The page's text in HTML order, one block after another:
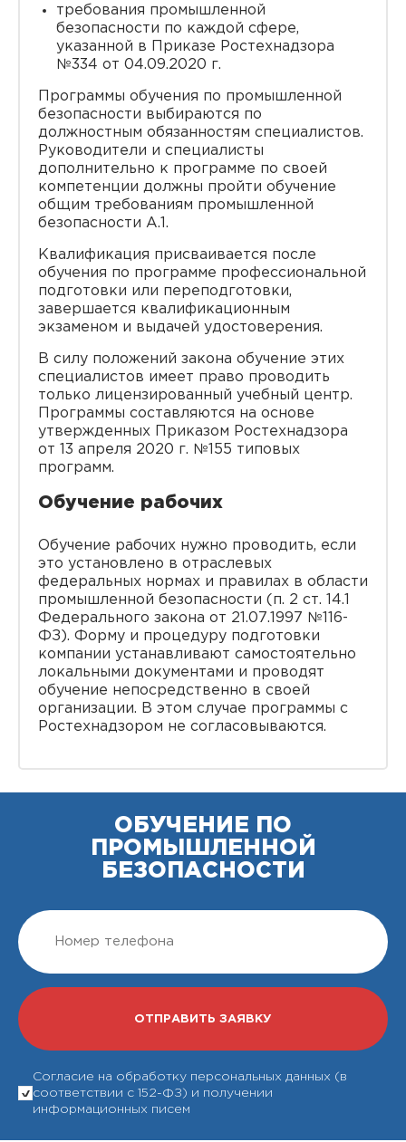
требования промышленной
безопасности по каждой сфере,
указанной в Приказе Ростехнадзора
№334 от 04.09.2020 г.
Программы обучения по промышленной
безопасности выбираются по
должностным обязанностям специалистов.
Руководители и специалисты
дополнительно к программе по своей
компетенции должны пройти обучение
общим требованиям промышленной
безопасности А.1.
Квалификация присваивается после
обучения по программе профессиональной
подготовки или переподготовки,
завершается квалификационным
экзаменом и выдачей удостоверения.
В силу положений закона обучение этих
специалистов имеет право проводить
только лицензированный учебный центр.
Программы составляются на основе
утвержденных Приказом Ростехнадзора
от 13 апреля 2020 г. №155 типовых
программ.
Обучение рабочих
Обучение рабочих нужно проводить, если
это установлено в отраслевых
федеральных нормах и правилах в области
промышленной безопасности (п. 2 ст. 14.1
Федерального закона от 21.07.1997 №116-
ФЗ). Форму и процедуру подготовки
компании устанавливают самостоятельно
локальными документами и проводят
обучение непосредственно в своей
организации. В этом случае программы с
Ростехнадзором не согласовываются.
ОБУЧЕНИЕ ПО
ПРОМЫШЛЕННОЙ
БЕЗОПАСНОСТИ
Согласие на обработку персональных данных (в
соответствии с 152-ФЗ) и получении
информационных писем